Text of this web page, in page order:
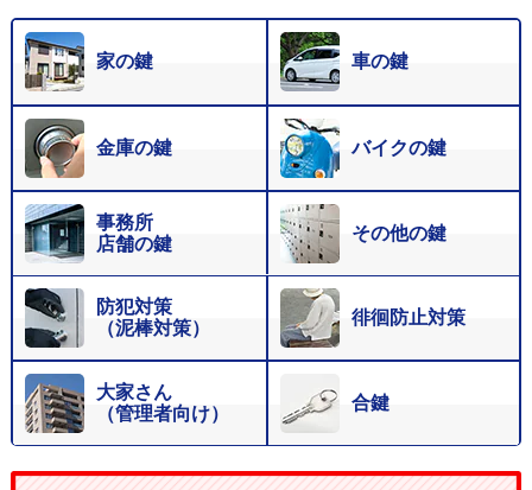
家の鍵 車の鍵
金庫の鍵 バイクの鍵
事務所
店舗の鍵
その他の鍵
防犯対策
（泥棒対策）
徘徊防止対策
大家さん
（管理者向け）
合鍵